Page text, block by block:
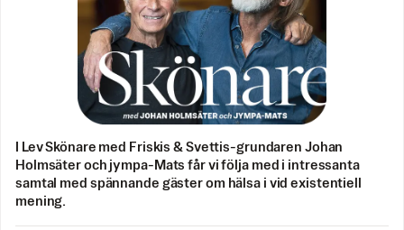
I Lev Skönare med Friskis & Svettis-grundaren Johan
Holmsäter och jympa-Mats får vi följa med i intressanta
samtal med spännande gäster om hälsa i vid existentiell
mening.